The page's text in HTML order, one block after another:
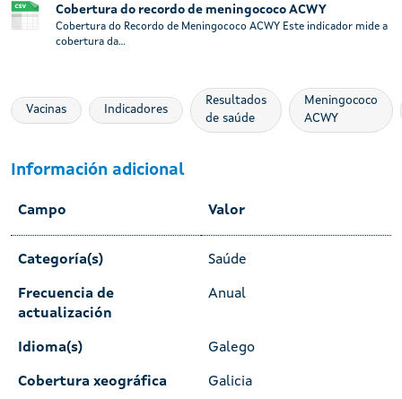
Cobertura do recordo de meningococo ACWY
Cobertura do Recordo de Meningococo ACWY Este indicador mide a
cobertura da...
Vacinas Indicadores
Resultados
de saúde
Meningococo
ACWY
Información adicional
Campo Valor
Categoría(s) Saúde
Frecuencia de
actualización
Anual
Idioma(s) Galego
Cobertura xeográfica Galicia